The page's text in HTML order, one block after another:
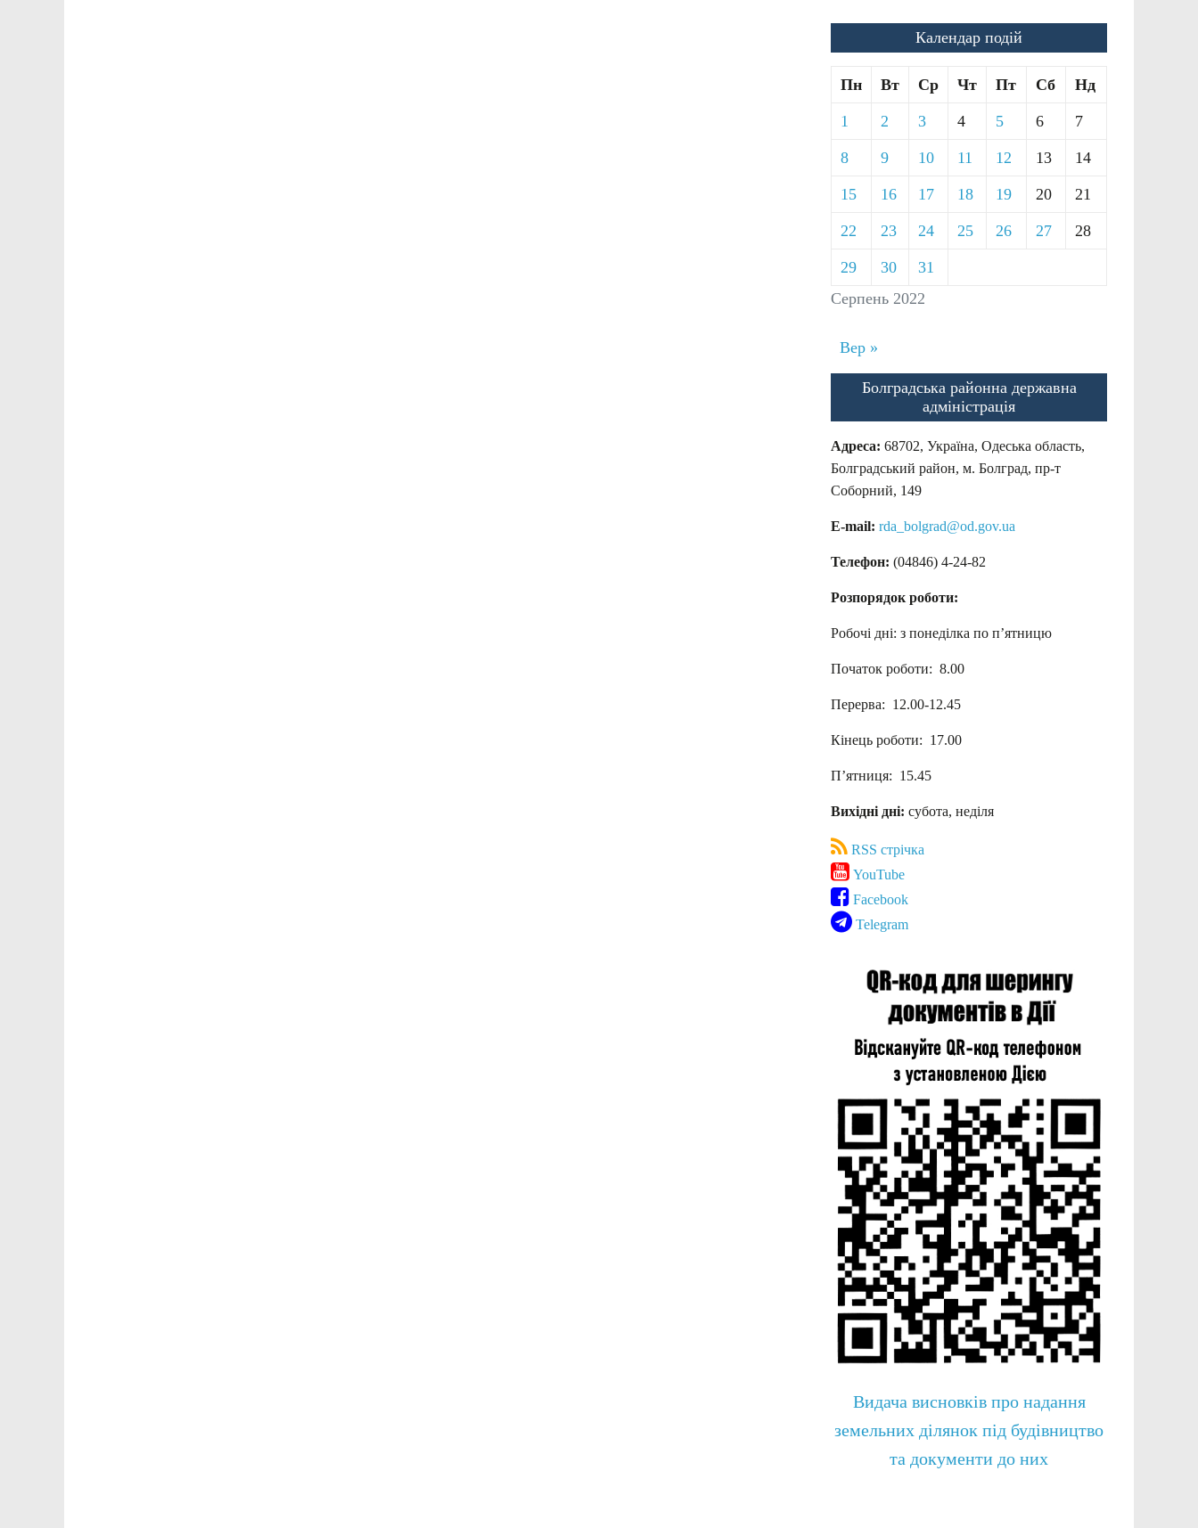
Календар подій
Серпень 2022
Пн Вт Ср Чт Пт Сб Нд
1 2 3 4 5 6 7
8 9 10 11 12 13 14
15 16 17 18 19 20 21
22 23 24 25 26 27 28
29 30 31
Вер »
Болградська районна державна
адміністрація
Адреса: 68702, Україна, Одеська область,
Болградський район, м. Болград, пр-т
Соборний, 149
E-mail: rda_bolgrad@od.gov.ua
Телефон: (04846) 4-24-82
Розпорядок роботи:
Робочі дні: з понеділка по п’ятницю
Початок роботи: 8.00
Перерва: 12.00-12.45
Кінець роботи: 17.00
П’ятниця: 15.45
Вихідні дні: субота, неділя
RSS стрічка
YouTube
Facebook
Telegram
Видача висновків про надання
земельних ділянок під будівництво
та документи до них